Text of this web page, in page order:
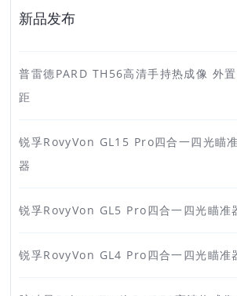
新品发布
普雷德PARD TH56高清手持热成像 外
距
锐孚RovyVon GL15 Pro四合一四光瞄
器
锐孚RovyVon GL5 Pro四合一四光瞄准
锐孚RovyVon GL4 Pro四合一四光瞄准